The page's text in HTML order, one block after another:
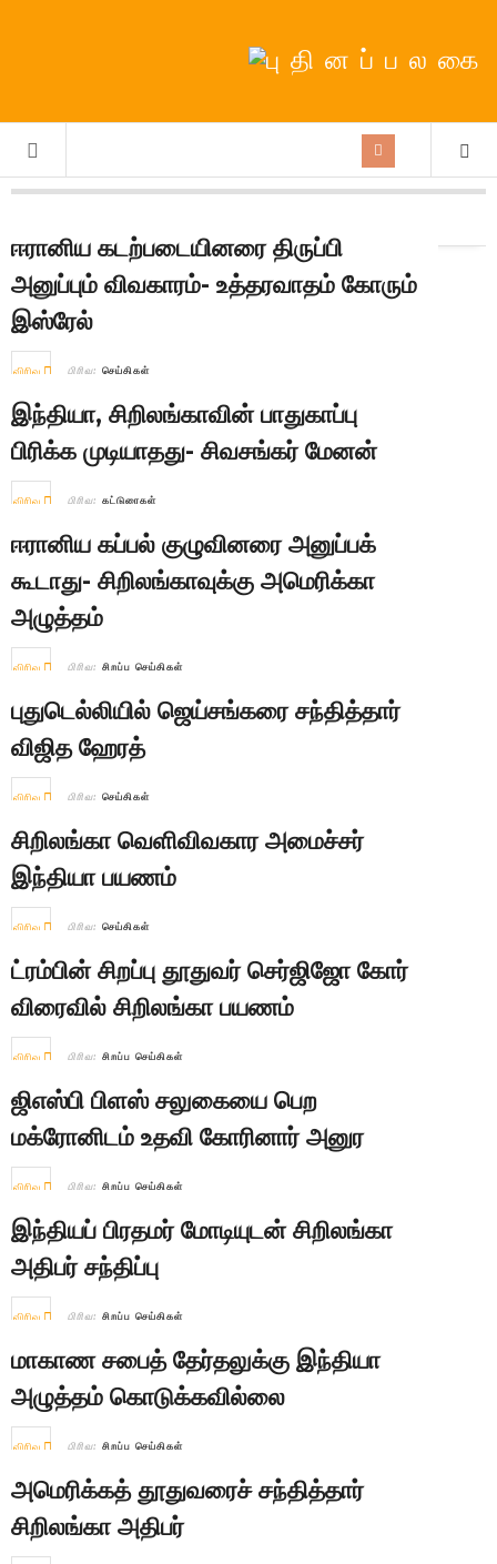
ஈரானிய கடற்படையினரை திருப்பி
அனுப்பும் விவகாரம்- உத்தரவாதம் கோரும்
இஸ்ரேல்
விரிவு பிரிவு: செய்திகள்
இந்தியா, சிறிலங்காவின் பாதுகாப்பு
பிரிக்க முடியாதது- சிவசங்கர் மேனன்
விரிவு பிரிவு: கட்டுரைகள்
ஈரானிய கப்பல் குழுவினரை அனுப்பக்
கூடாது- சிறிலங்காவுக்கு அமெரிக்கா
அழுத்தம்
விரிவு பிரிவு: சிறப்பு செய்திகள்
புதுடெல்லியில் ஜெய்சங்கரை சந்தித்தார்
விஜித ஹேரத்
விரிவு பிரிவு: செய்திகள்
சிறிலங்கா வெளிவிவகார அமைச்சர்
இந்தியா பயணம்
விரிவு பிரிவு: செய்திகள்
ட்ரம்பின் சிறப்பு தூதுவர் செர்ஜிஜோ கோர்
விரைவில் சிறிலங்கா பயணம்
விரிவு பிரிவு: சிறப்பு செய்திகள்
ஜிஎஸ்பி பிளஸ் சலுகையை பெற
மக்ரோனிடம் உதவி கோரினார் அனுர
விரிவு பிரிவு: சிறப்பு செய்திகள்
இந்தியப் பிரதமர் மோடியுடன் சிறிலங்கா
அதிபர் சந்திப்பு
விரிவு பிரிவு: சிறப்பு செய்திகள்
மாகாண சபைத் தேர்தலுக்கு இந்தியா
அழுத்தம் கொடுக்கவில்லை
விரிவு பிரிவு: சிறப்பு செய்திகள்
அமெரிக்கத் தூதுவரைச் சந்தித்தார்
சிறிலங்கா அதிபர்